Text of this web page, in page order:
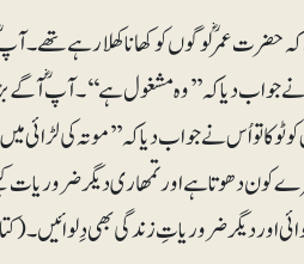
حضرت عمرؓ لوگوں کو کھانا کھلا رہے تھے۔
جواب دیا کہ ’’وہ مشغول ہے‘‘۔ آپؓ آگے
تو اُس نے جواب دیا کہ ’’موتہ کی لڑائی
کون دھوتا ہے اور تمھاری دیگر
دیگر ضروریاتِ زندگی بھی دِلوائیں۔ (کتاب الآثار